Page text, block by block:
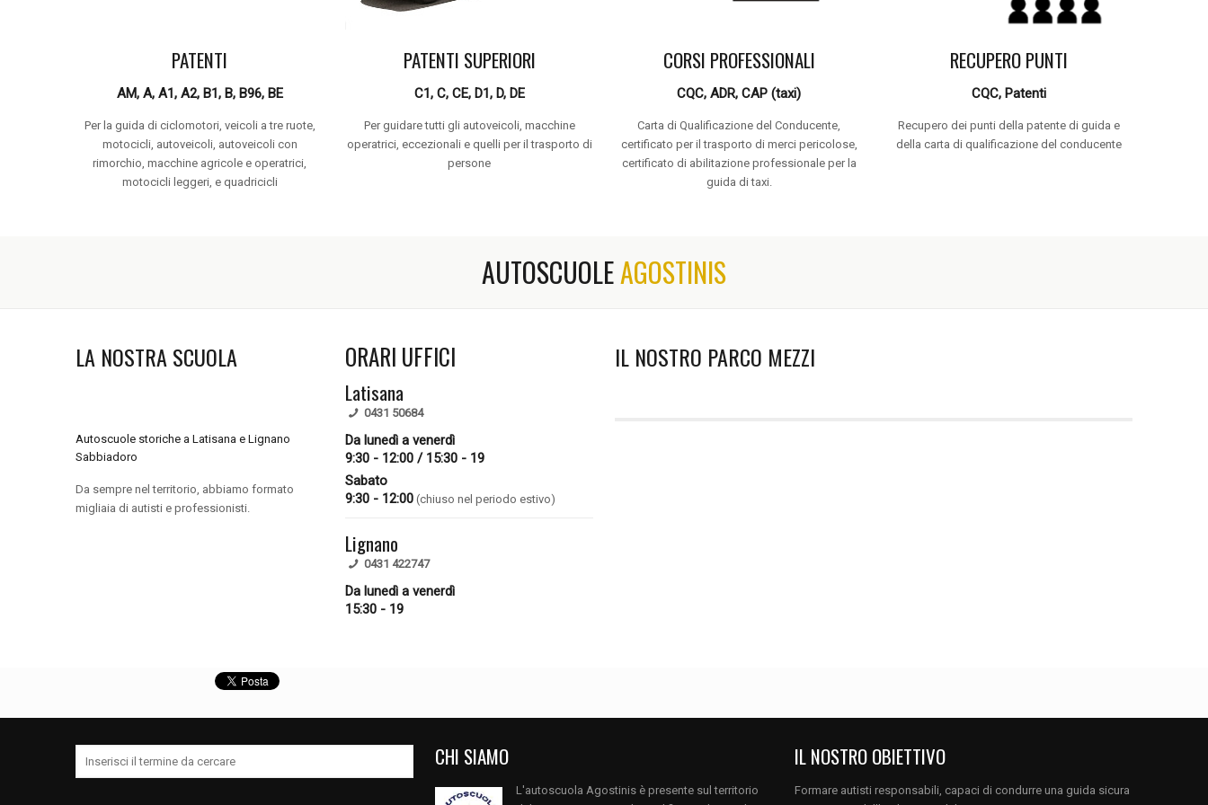
PATENTI
AM, A, A1, A2, B1, B, B96, BE
Per la guida di ciclomotori, veicoli a tre ruote,
motocicli, autoveicoli, autoveicoli con
rimorchio, macchine agricole e operatrici,
motocicli leggeri, e quadricicli
PATENTI SUPERIORI
C1, C, CE, D1, D, DE
Per guidare tutti gli autoveicoli, macchine
operatrici, eccezionali e quelli per il trasporto di
persone
CORSI PROFESSIONALI
CQC, ADR, CAP (taxi)
Carta di Qualificazione del Conducente,
certificato per il trasporto di merci pericolose,
certificato di abilitazione professionale per la
guida di taxi.
RECUPERO PUNTI
CQC, Patenti
Recupero dei punti della patente di guida e
della carta di qualificazione del conducente
AUTOSCUOLEAGOSTINIS
LA NOSTRA SCUOLA
Autoscuole storiche a Latisana e Lignano
Sabbiadoro
Da sempre nel territorio, abbiamo formato
migliaia di autisti e professionisti.
ORARI UFFICI
Latisana
0431 50684
Da lunedì a venerdì
9:30 - 12:00 / 15:30 - 19
Sabato
9:30 - 12:00 (chiuso nel periodo estivo)
Lignano
0431 422747
Da lunedì a venerdì
15:30 - 19
IL NOSTRO PARCO MEZZI
CHI SIAMO
L'autoscuola Agostinis è presente sul territorio
IL NOSTRO OBIETTIVO
Formare autisti responsabili, capaci di condurre una guida sicura